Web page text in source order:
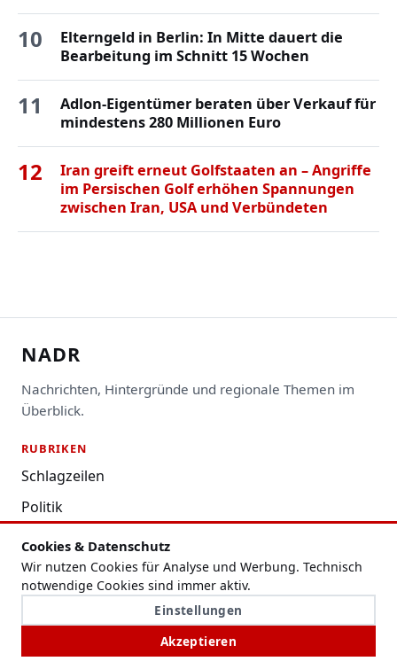
Cookies & Datenschutz
Wir nutzen Cookies für Analyse und Werbung. Technisch
notwendige Cookies sind immer aktiv.
Einstellungen
Akzeptieren
10
Elterngeld in Berlin: In Mitte dauert die
Bearbeitung im Schnitt 15 Wochen
11
Adlon-Eigentümer beraten über Verkauf für
mindestens 280 Millionen Euro
12
Iran greift erneut Golfstaaten an – Angriffe
im Persischen Golf erhöhen Spannungen
zwischen Iran, USA und Verbündeten
NADR
Nachrichten, Hintergründe und regionale Themen im
Überblick.
RUBRIKEN
Schlagzeilen
Politik
Wirtschaft
Region
Digital
Kultur & Leben
Ratgeber